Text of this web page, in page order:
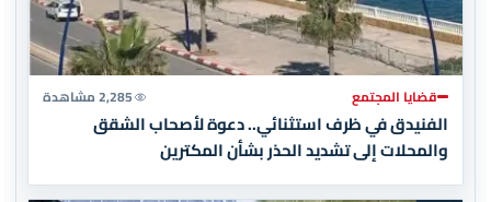
قضايا المجتمع 2,285 مشاهدة
الفنيدق في ظرف استثنائي.. دعوة لأصحاب الشقق
والمحلات إلى تشديد الحذر بشأن المكترين